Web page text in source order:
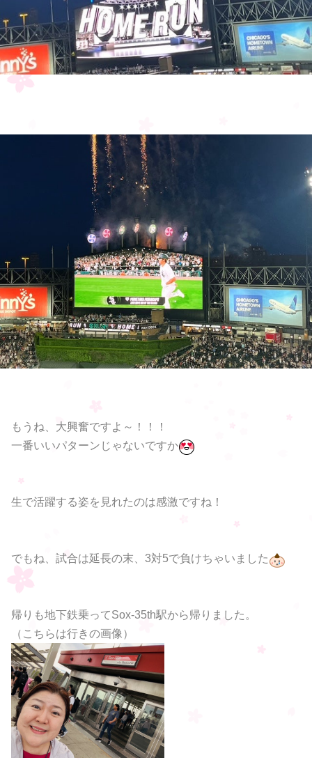
もうね、大興奮ですよ～！！！
一番いいパターンじゃないですか
生で活躍する姿を見れたのは感激ですね！
でもね、試合は延長の末、3対5で負けちゃいました
帰りも地下鉄乗ってSox-35th駅から帰りました。
（こちらは行きの画像）